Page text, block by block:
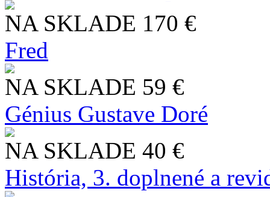
NA SKLADE 170 €
Fred
NA SKLADE 59 €
Génius Gustave Doré
NA SKLADE 40 €
História, 3. doplnené a